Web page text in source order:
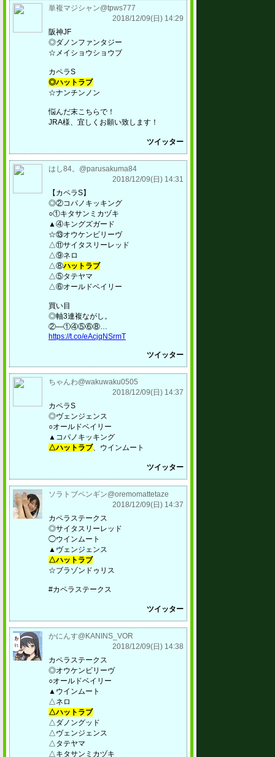
単複マジシャン@tpws777
2018/12/09(日) 14:29
阪神JF
◎ダノンファンタジー
☆メイショウショウブ
カペラS
◎ハットラブ
☆ナンチンノン
悩んだ末こちらで！
JRA様、宜しくお願い致します！
ツイッター
はし84。@parusakuma84
2018/12/09(日) 14:31
【カペラS】
◎②コパノキッキング
○①キタサンミカヅキ
▲④キングズガード
☆⑬オウケンビリーヴ
△⑪サイタスリーレッド
△⑨ネロ
△⑧ハットラブ
△⑤タテヤマ
△⑥オールドベイリー
買い目
◎軸3連複ながし。
②―①④⑤⑥⑧…
https://t.co/eAcjqNSrmT
ツイッター
ちゃんわ@wakuwaku0505
2018/12/09(日) 14:37
カペラS
◎ヴェンジェンス
○オールドベイリー
▲コパノキッキング
△ハットラブ、ウインムート
ツイッター
ソラトブペンギン@oremomattetaze
2018/12/09(日) 14:37
カペラステークス
◎サイタスリーレッド
◯ウインムート
▲ヴェンジェンス
△ハットラブ
☆ブラゾンドゥリス
#カペラステークス
ツイッター
かにんす@KANINS_VOR
2018/12/09(日) 14:38
カペラステークス
◎オウケンビリーヴ
○オールドベイリー
▲ウインムート
△ネロ
△ハットラブ
△ダノングッド
△ヴェンジェンス
△タテヤマ
△キタサンミカヅキ